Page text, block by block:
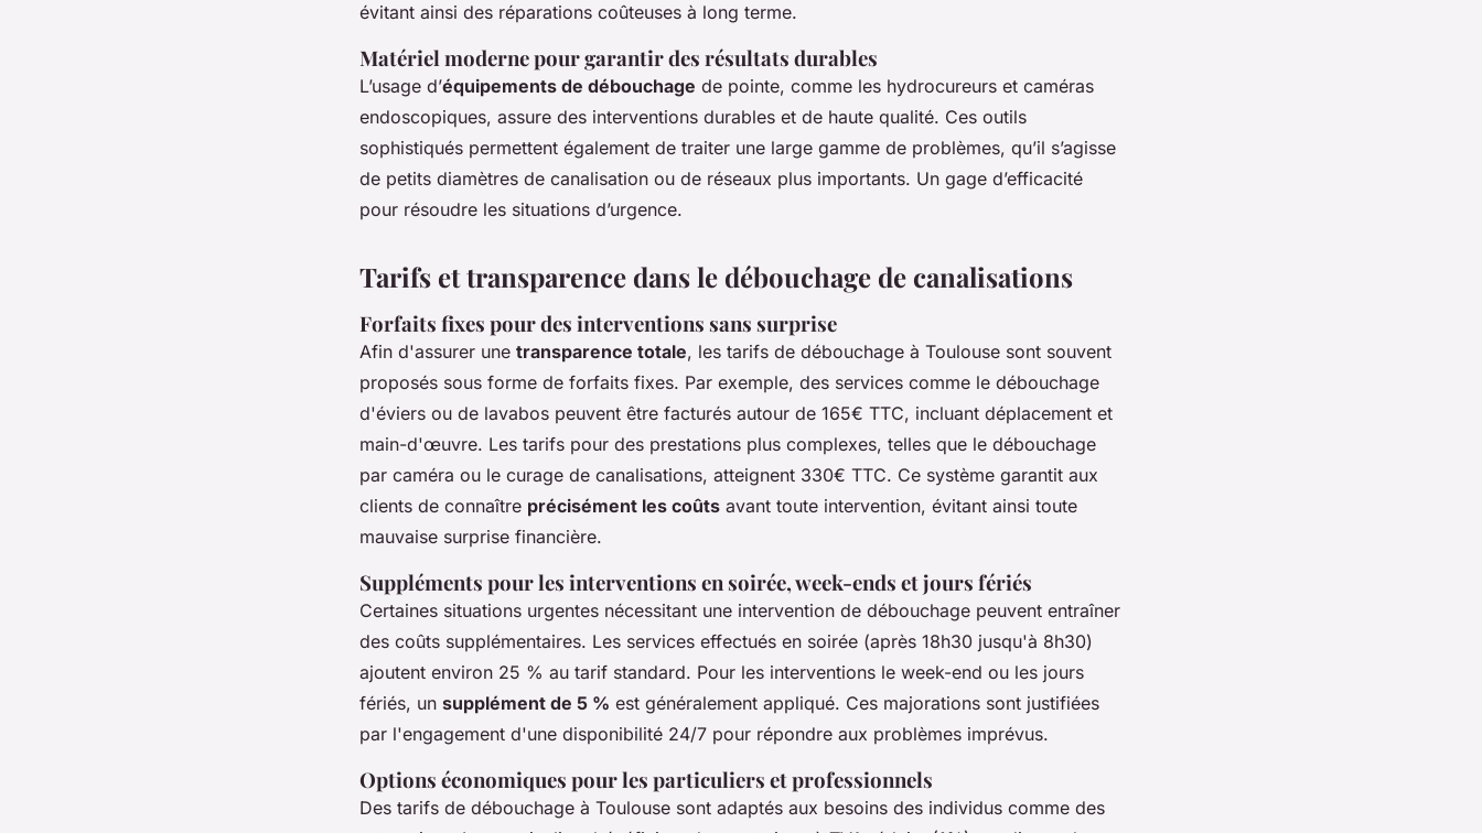
évitant ainsi des réparations coûteuses à long terme.
Matériel moderne pour garantir des résultats durables
L’usage d’équipements de débouchage de pointe, comme les hydrocureurs et caméras
endoscopiques, assure des interventions durables et de haute qualité. Ces outils
sophistiqués permettent également de traiter une large gamme de problèmes, qu’il s’agisse
de petits diamètres de canalisation ou de réseaux plus importants. Un gage d’efficacité
pour résoudre les situations d’urgence.
Tarifs et transparence dans le débouchage de canalisations
Forfaits fixes pour des interventions sans surprise
Afin d'assurer une transparence totale, les tarifs de débouchage à Toulouse sont souvent
proposés sous forme de forfaits fixes. Par exemple, des services comme le débouchage
d'éviers ou de lavabos peuvent être facturés autour de 165€ TTC, incluant déplacement et
main-d'œuvre. Les tarifs pour des prestations plus complexes, telles que le débouchage
par caméra ou le curage de canalisations, atteignent 330€ TTC. Ce système garantit aux
clients de connaître précisément les coûts avant toute intervention, évitant ainsi toute
mauvaise surprise financière.
Suppléments pour les interventions en soirée, week-ends et jours fériés
Certaines situations urgentes nécessitant une intervention de débouchage peuvent entraîner
des coûts supplémentaires. Les services effectués en soirée (après 18h30 jusqu'à 8h30)
ajoutent environ 25 % au tarif standard. Pour les interventions le week-end ou les jours
fériés, un supplément de 5 % est généralement appliqué. Ces majorations sont justifiées
par l'engagement d'une disponibilité 24/7 pour répondre aux problèmes imprévus.
Options économiques pour les particuliers et professionnels
Des tarifs de débouchage à Toulouse sont adaptés aux besoins des individus comme des